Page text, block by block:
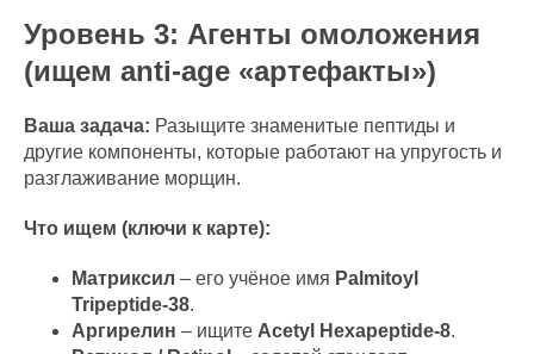
Уровень 3: Агенты омоложения
(ищем anti-age «артефакты»)
Ваша задача: Разыщите знаменитые пептиды и
другие компоненты, которые работают на упругость и
разглаживание морщин.
Что ищем (ключи к карте):
Матриксил – его учёное имя Palmitoyl
Tripeptide-38.
Аргирелин – ищите Acetyl Hexapeptide-8.